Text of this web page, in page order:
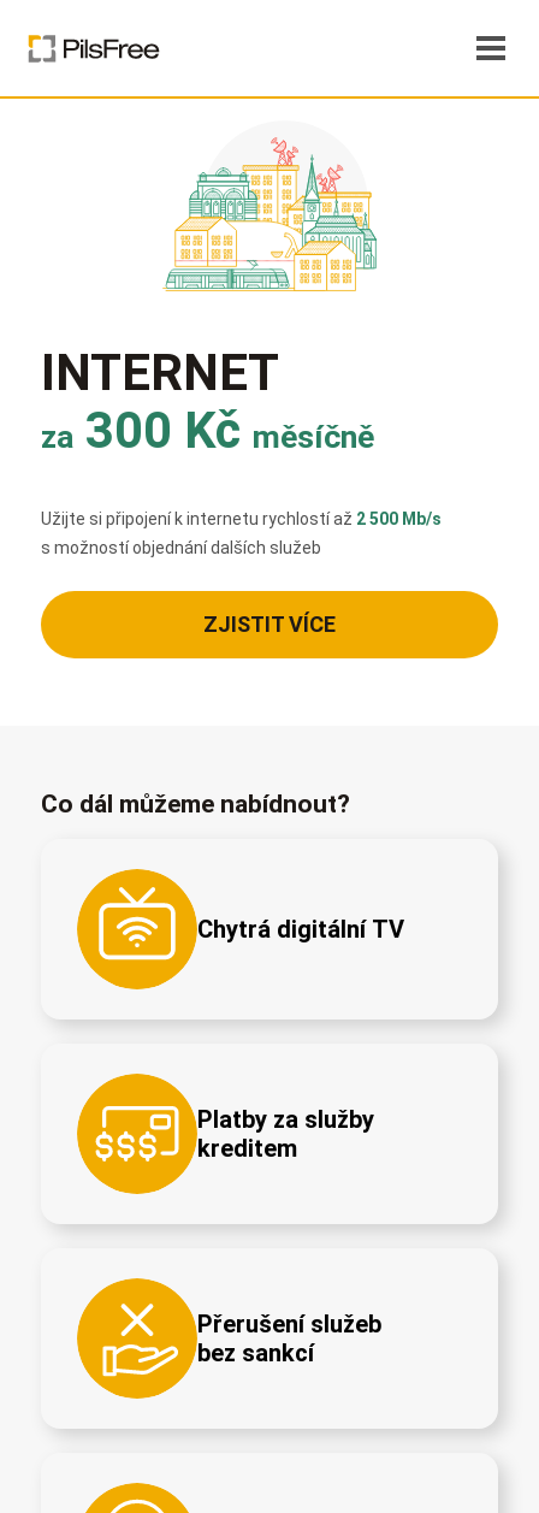
INTERNET
za300 Kč měsíčně
Užijte si připojení k internetu rychlostí až 2 500 Mb/s
s možností objednání dalších služeb
ZJISTIT VÍCE
Co dál můžeme nabídnout?
Chytrá digitální TV
Platby za služby
kreditem
Přerušení služeb
bez sankcí